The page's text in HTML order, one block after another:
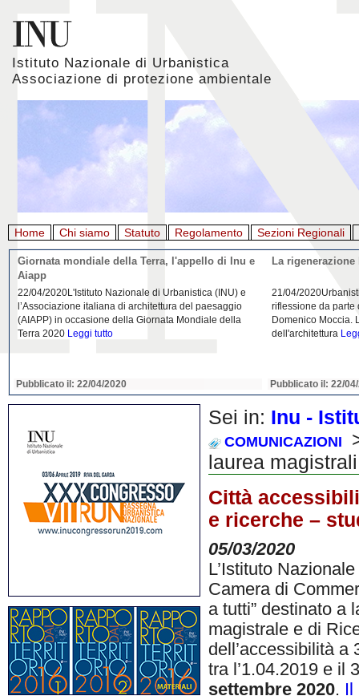
Istituto Nazionale di Urbanistica
Associazione di protezione ambientale
Home Chi siamo Statuto Regolamento Sezioni Regionali
Giornata mondiale della Terra, l'appello di Inu e
Aiapp
22/04/2020L'Istituto Nazionale di Urbanistica (INU) e
l’Associazione italiana di architettura del paesaggio
(AIAPP) in occasione della Giornata Mondiale della
Terra 2020 Leggi tutto
Pubblicato il: 22/04/2020
La
21/04/
riflessione da parte
Domenico Moccia.
dell'architettura
Pubblicato il: 22/
Sei in: Inu -
COMUNICAZIONI
laurea
Città
e ricerche –
05/03/2020
L’Istituto
Camera di
a tutti” destinato a
magistrale e di
dell’accessibilità a
tra l’1.04.2019 e il
settembre 2020. Il